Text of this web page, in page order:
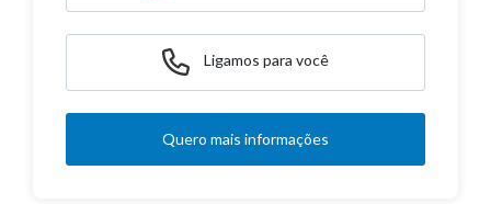
Ligamos para você
Quero mais informações